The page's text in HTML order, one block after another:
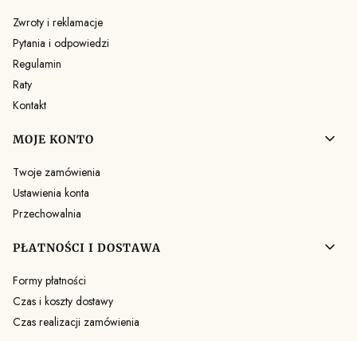
Zwroty i reklamacje
Pytania i odpowiedzi
Regulamin
Raty
Kontakt
MOJE KONTO
Twoje zamówienia
Ustawienia konta
Przechowalnia
PŁATNOŚCI I DOSTAWA
Formy płatności
Czas i koszty dostawy
Czas realizacji zamówienia